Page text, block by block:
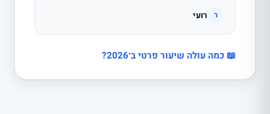
ר רועי
📖 כמה עולה שיעור פרטי ב־2026?